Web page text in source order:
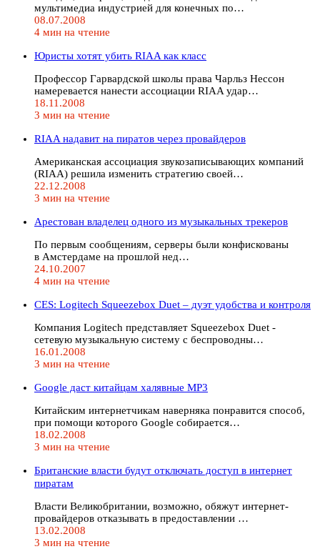
мультимедиа индустрией для конечных по…
08.07.2008
4 мин на чтение
Юристы хотят убить RIAA как класс
Профессор Гарвардской школы права Чарльз Нессон
намеревается нанести ассоциации RIAA удар…
18.11.2008
3 мин на чтение
RIAA надавит на пиратов через провайдеров
Американская ассоциация звукозаписывающих компаний
(RIAA) решила изменить стратегию своей…
22.12.2008
3 мин на чтение
Арестован владелец одного из музыкальных трекеров
По первым сообщениям, серверы были конфискованы
в Амстердаме на прошлой нед…
24.10.2007
4 мин на чтение
CES: Logitech Squeezebox Duet – дуэт удобства и контроля
Компания Logitech представляет Squeezebox Duet -
сетевую музыкальную систему с беспроводны…
16.01.2008
3 мин на чтение
Google даст китайцам халявные MP3
Китайским интернетчикам наверняка понравится способ,
при помощи которого Google собирается…
18.02.2008
3 мин на чтение
Британские власти будут отключать доступ в интернет
пиратам
Власти Великобритании, возможно, обяжут интернет-
провайдеров отказывать в предоставлении …
13.02.2008
3 мин на чтение